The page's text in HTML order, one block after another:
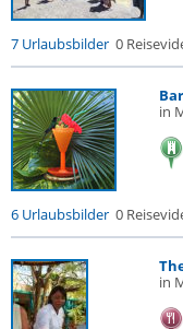
7 Urlaubsbilder 0
in
6 Urlaubsbilder 0
in